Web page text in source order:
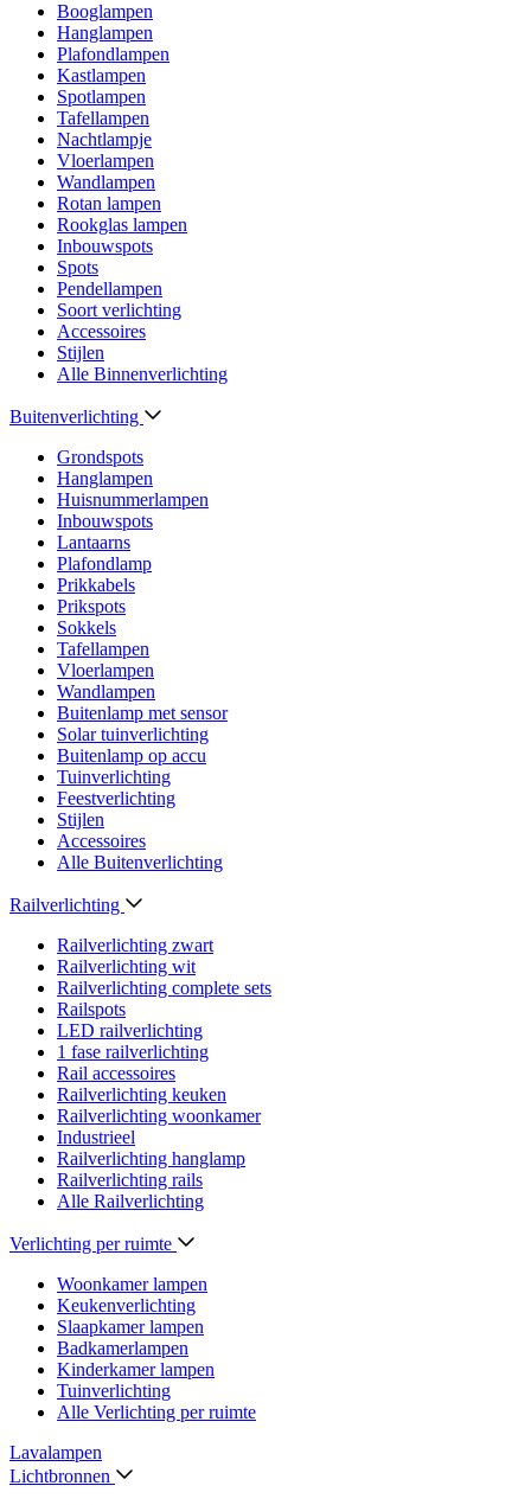
Booglampen
Hanglampen
Plafondlampen
Kastlampen
Spotlampen
Tafellampen
Nachtlampje
Vloerlampen
Wandlampen
Rotan lampen
Rookglas lampen
Inbouwspots
Spots
Pendellampen
Soort verlichting
Accessoires
Stijlen
Alle Binnenverlichting
Buitenverlichting
Grondspots
Hanglampen
Huisnummerlampen
Inbouwspots
Lantaarns
Plafondlamp
Prikkabels
Prikspots
Sokkels
Tafellampen
Vloerlampen
Wandlampen
Buitenlamp met sensor
Solar tuinverlichting
Buitenlamp op accu
Tuinverlichting
Feestverlichting
Stijlen
Accessoires
Alle Buitenverlichting
Railverlichting
Railverlichting zwart
Railverlichting wit
Railverlichting complete sets
Railspots
LED railverlichting
1 fase railverlichting
Rail accessoires
Railverlichting keuken
Railverlichting woonkamer
Industrieel
Railverlichting hanglamp
Railverlichting rails
Alle Railverlichting
Verlichting per ruimte
Woonkamer lampen
Keukenverlichting
Slaapkamer lampen
Badkamerlampen
Kinderkamer lampen
Tuinverlichting
Alle Verlichting per ruimte
Lavalampen
Lichtbronnen